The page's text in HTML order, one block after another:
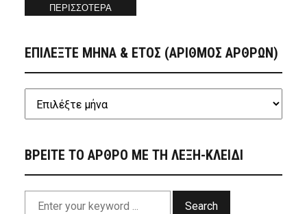
ΠΕΡΙΣΣΟΤΕΡΑ
ΕΠΙΛΕΞΤΕ ΜΗΝΑ & ΕΤΟΣ (ΑΡΙΘΜΟΣ ΑΡΘΡΩΝ)
ΒΡΕΙΤΕ ΤΟ ΑΡΘΡΟ ΜΕ ΤΗ ΛΕΞΗ-ΚΛΕΙΔΙ
Search